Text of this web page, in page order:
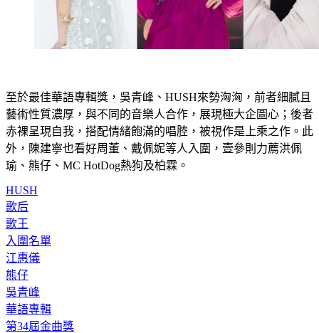
至於最佳華語專輯獎，吳青峰、HUSH來勢洶洶，前者細膩且
藝術性質濃厚，與不同的音樂人合作，展現極大企圖心；後者
赤裸呈現自我，搭配情緒飽滿的唱腔，被視作是上乘之作。此
外，陳建寧也看好周董、戴佩妮等人入圍，壹參則力薦洪佩
瑜、熊仔、MC HotDog熱狗及柏霖。
HUSH
歌后
歌王
入圍名單
江惠儀
熊仔
吳青峰
華語專輯
第34屆金曲獎